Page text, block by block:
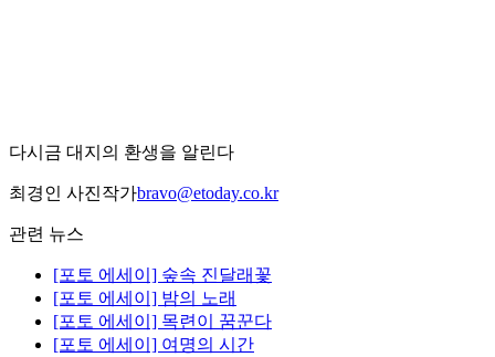
다시금 대지의 환생을 알린다
최경인 사진작가bravo@etoday.co.kr
관련 뉴스
[포토 에세이] 숲속 진달래꽃
[포토 에세이] 밤의 노래
[포토 에세이] 목련이 꿈꾼다
[포토 에세이] 여명의 시간